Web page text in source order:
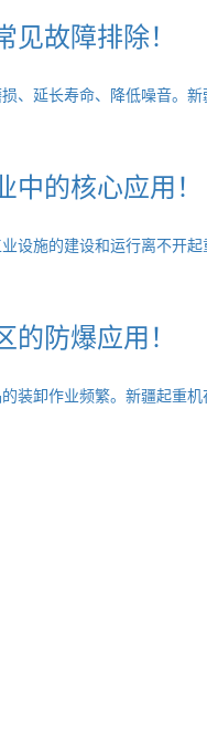
故障排除！
、延长寿命、降低噪音。
的核心应用！
设施的建设和运行离不开
防爆应用！
装卸作业频繁。新疆起重